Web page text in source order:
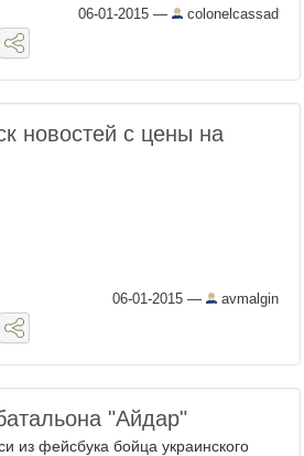
цен на нефть все еще
влияет на эко ...
06-01-2015 — colonelcassad
новостей с цены на
06-01-2015 — avmalgin
"Айдар"
из фейсбука бойца украинского